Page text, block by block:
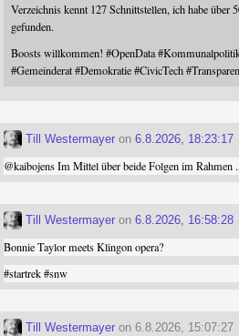
Verzeichnis kennt 127 Schnittstellen, ich habe über
gefunden.
Boosts willkommen!#OpenData #
#Gemeinderat #Demokratie #CivicTech #
Till Westermayer on6.8.2026, 18:23:17
@kaibojensIm Mittel über beide Folgen im Rahmen
Till Westermayer on6.8.2026, 16:58:28
Bonnie Taylor meets Klingon opera?
#startrek #snw
Till Westermayer on 6.8.2026, 15:07:27